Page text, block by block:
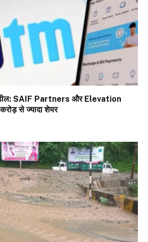
SAIF Partners और Elevation
से ज्यादा शेयर